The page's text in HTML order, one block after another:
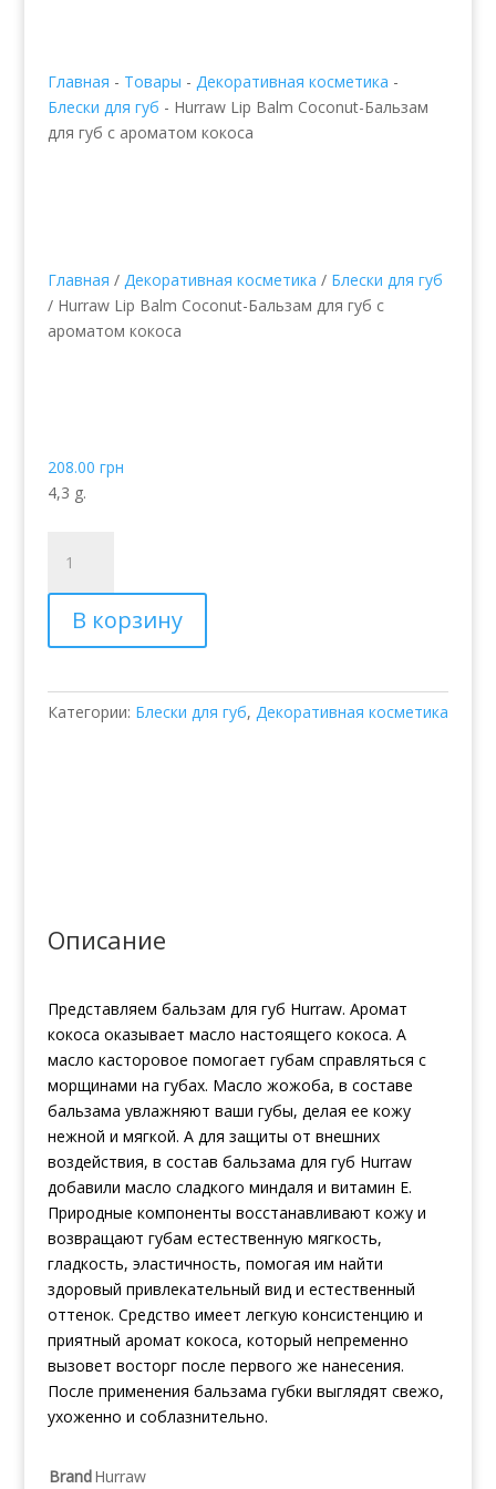
Главная - Товары - Декоративная косметика -
Блески для губ - Hurraw Lip Balm Coconut-Бальзам
для губ с ароматом кокоса
Главная / Декоративная косметика / Блески для губ
/ Hurraw Lip Balm Coconut-Бальзам для губ с
ароматом кокоса
208.00 грн
4,3 g.
товара
Hurraw
Balm
Бальзам
для
В корзину
Категории: Блески для губ, Декоративная косметика
Описание
Представляем бальзам для губ Hurraw. Аромат
кокоса оказывает масло настоящего кокоса. А
масло касторовое помогает губам справляться с
морщинами на губах. Масло жожоба, в составе
бальзама увлажняют ваши губы, делая ее кожу
нежной и мягкой. А для защиты от внешних
воздействия, в состав бальзама для губ Hurraw
добавили масло сладкого миндаля и витамин Е.
Природные компоненты восстанавливают кожу и
возвращают губам естественную мягкость,
гладкость, эластичность, помогая им найти
здоровый привлекательный вид и естественный
оттенок. Средство имеет легкую консистенцию и
приятный аромат кокоса, который непременно
вызовет восторг после первого же нанесения.
После применения бальзама губки выглядят свежо,
ухоженно и соблазнительно.
BrandHurraw